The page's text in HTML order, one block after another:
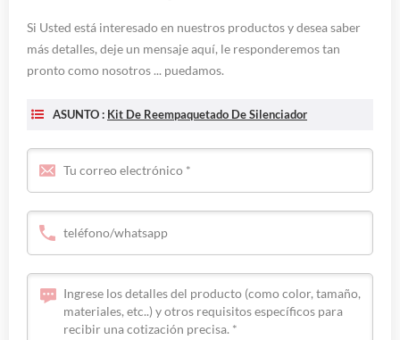
Si Usted está interesado en nuestros productos y desea saber
más detalles, deje un mensaje aquí, le responderemos tan
pronto como nosotros ... puedamos.
ASUNTO : Kit De Reempaquetado De Silenciador